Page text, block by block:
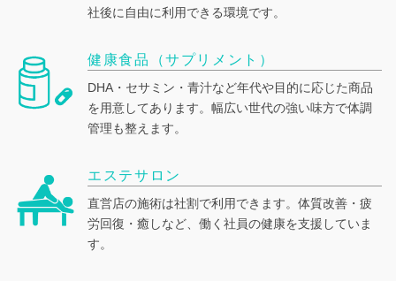
社後に自由に利用できる環境です。
健康食品（サプリメント）
DHA・セサミン・青汁など年代や目的に応じた商品
を用意してあります。幅広い世代の強い味方で体調
管理も整えます。
エステサロン
直営店の施術は社割で利用できます。体質改善・疲
労回復・癒しなど、働く社員の健康を支援していま
す。